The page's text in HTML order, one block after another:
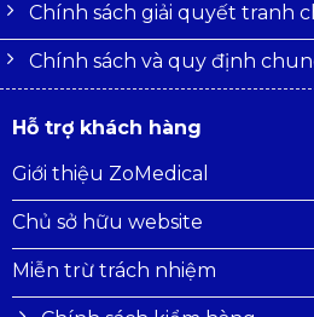
Chính sách giải quyết tranh
Chính sách và quy định
Hỗ trợ khách hàng
Giới thiệu ZoMedical
Chủ sở hữu website
Miễn trừ trách nhiệm